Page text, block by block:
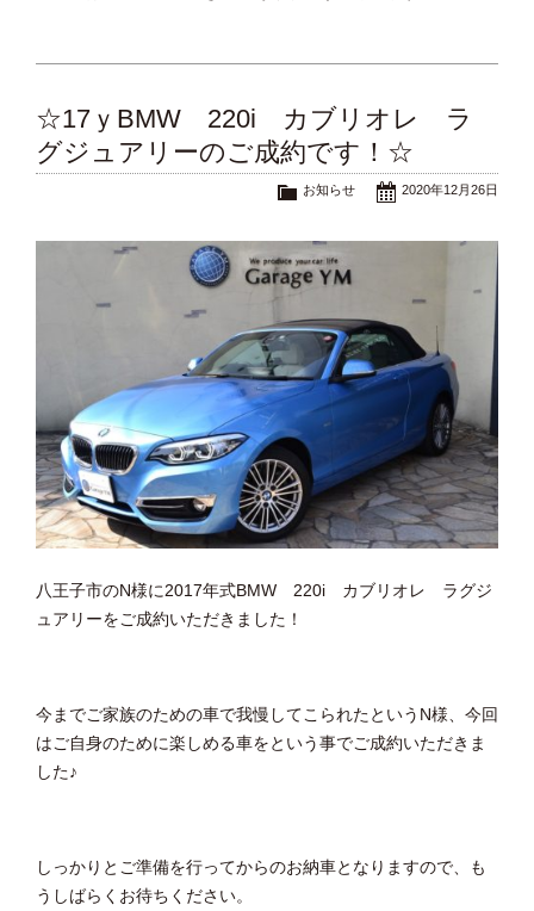
☆17ｙBMW 220i カブリオレ ラ
グジュアリーのご成約です！☆
2020年12月26日
お知らせ
八王子市のN様に2017年式BMW 220i カブリオレ ラグジ
ュアリーをご成約いただきました！
今までご家族のための車で我慢してこられたというN様、今回
はご自身のために楽しめる車をという事でご成約いただきま
した♪
しっかりとご準備を行ってからのお納車となりますので、も
うしばらくお待ちください。